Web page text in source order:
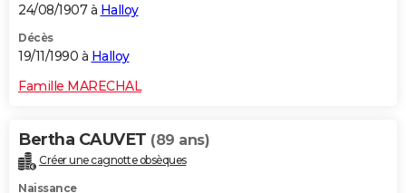
24/08/1907 à Halloy
Décès
19/11/1990 à Halloy
Famille MARECHAL
Bertha CAUVET (89 ans)
Créer une cagnotte obsèques
Naissance